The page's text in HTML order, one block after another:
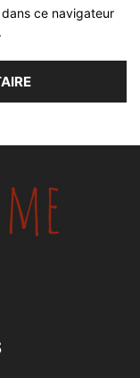
ce navigateur